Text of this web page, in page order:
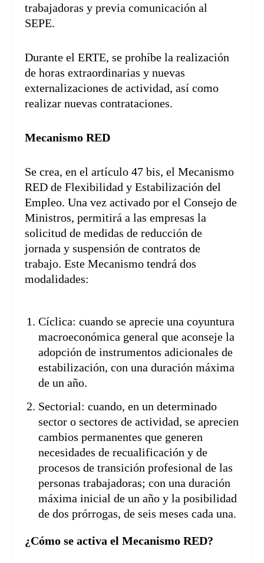
trabajadoras y previa comunicación al
SEPE.
Durante el ERTE, se prohíbe la realización
de horas extraordinarias y nuevas
externalizaciones de actividad, así como
realizar nuevas contrataciones.
Mecanismo RED
Se crea, en el artículo 47 bis, el Mecanismo
RED de Flexibilidad y Estabilización del
Empleo. Una vez activado por el Consejo de
Ministros, permitirá a las empresas la
solicitud de medidas de reducción de
jornada y suspensión de contratos de
trabajo. Este Mecanismo tendrá dos
modalidades:
Cíclica: cuando se aprecie una coyuntura
macroeconómica general que aconseje la
adopción de instrumentos adicionales de
estabilización, con una duración máxima
de un año.
Sectorial: cuando, en un determinado
sector o sectores de actividad, se aprecien
cambios permanentes que generen
necesidades de recualificación y de
procesos de transición profesional de las
personas trabajadoras; con una duración
máxima inicial de un año y la posibilidad
de dos prórrogas, de seis meses cada una.
¿Cómo se activa el Mecanismo RED?